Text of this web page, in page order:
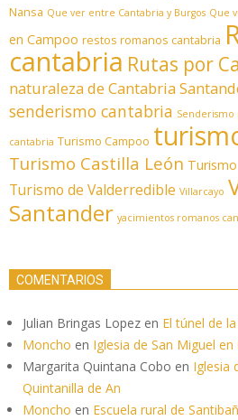
Nansa Que ver entre Cantabria y Burgos Que
en Campoo restos romanos cantabria
cantabria Rutas por
naturaleza de Cantabria
senderismo cantabria Senderismo
cantabria Turismo Campoo
Turismo Castilla León
Turismo de Valderredible Villarcayo
Santander yacimientos romanos
COMENTARIOS
Julian Bringas Lopez en El túnel de
Moncho en Iglesia de San Miguel
Margarita Quintana Cobo en Iglesia
Quintanilla de An
Moncho en Escuela rural de